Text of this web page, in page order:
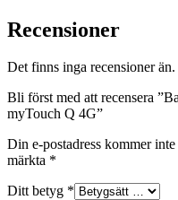
Recensioner
Det finns inga recensioner än.
Bli först med att recensera
myTouch Q 4G”
Din e-postadress kommer
märkta *
Ditt betyg *